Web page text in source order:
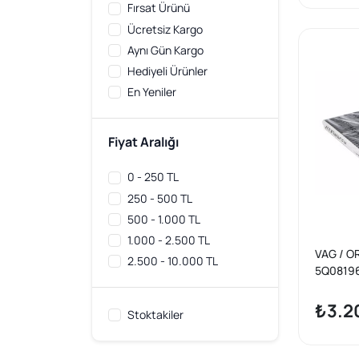
İTHAL
K&N
KRAFTVOLL
MAHLE
MANDO
MANN 29
MEYLE
OEM
PURFLUX
SWAG
TOPRAN
UFI
VEKA
Fırsat Ürünü
Ücretsiz Kargo
Aynı Gün Kargo
Hediyeli Ürünler
En Yeniler
Fiyat Aralığı
0 - 250 TL
250 - 500 TL
500 - 1.000 TL
1.000 - 2.500 TL
2.500 - 10.000 TL
Stoktakiler
VAG /
Orijinal